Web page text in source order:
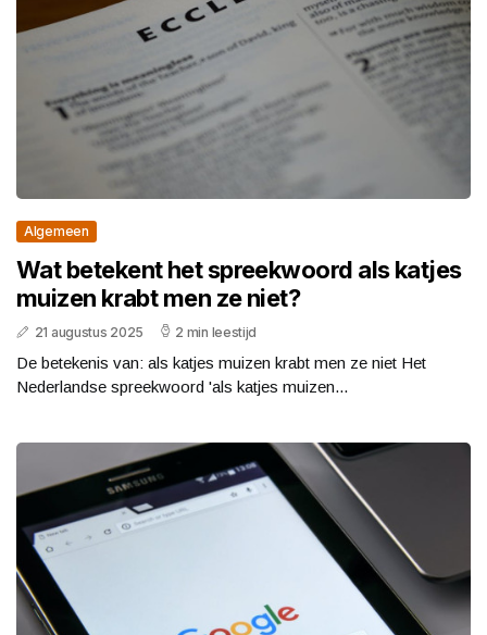
Algemeen
Wat betekent het spreekwoord als katjes
muizen krabt men ze niet?
21 augustus 2025 2 min leestijd
De betekenis van: als katjes muizen krabt men ze niet Het
Nederlandse spreekwoord 'als katjes muizen...